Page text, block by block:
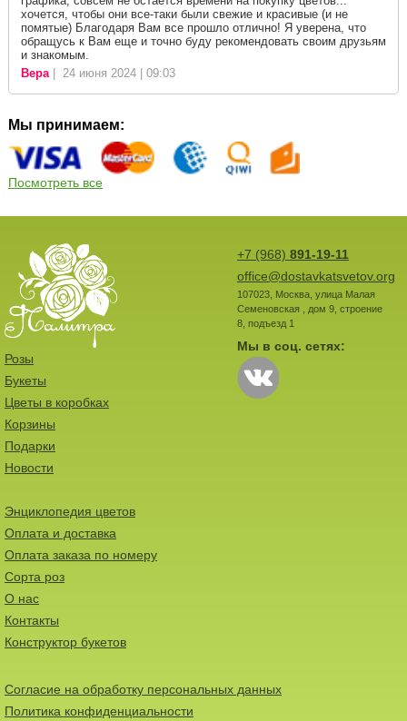
хочется, чтобы они все-таки были свежие и красивые (и не
помятые) Благодаря Вам все прошло отлично! Я уверена, что
обращусь к Вам еще и точно буду рекомендовать своим друзьям
и знакомым.
Вера| 24 июня 2024 | 09:03
Мы принимаем:
Посмотреть все
+7 (968) 891-19-11
office@dostavkatsvetov.org
107023, Москва, улица Малая
Семеновская , дом 9, строение
8, подъезд 1
Мы в соц. сетях:
Розы
Букеты
Цветы в коробках
Корзины
Подарки
Новости
Энциклопедия цветов
Оплата и доставка
Оплата заказа по номеру
Сорта роз
О нас
Контакты
Конструктор букетов
Согласие на обработку персональных данных
Политика конфиденциальности